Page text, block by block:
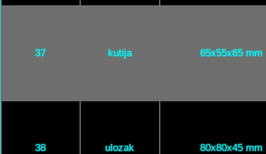
37 kutija 65x55x65 mm
38 ulozak 80x80x45 mm